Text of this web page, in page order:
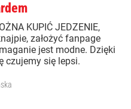
KUPIĆ JEDZENIE,
założyć fanpage
jest modne. Dzięki
czujemy się lepsi.